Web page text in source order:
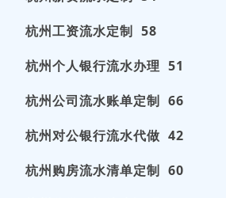
杭州工资流水定制 58
杭州个人银行流水办理 51
杭州公司流水账单定制 66
杭州对公银行流水代做 42
杭州购房流水清单定制 60